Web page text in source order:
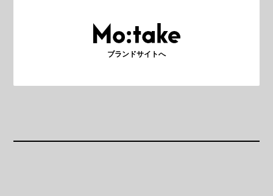
ブランドサイトへ